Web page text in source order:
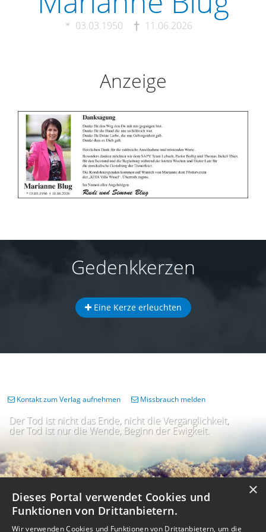
03.03.1950 11.06.2026
Anzeige
Gedenkkerzen
Eine Kerze erleuchten
Der Tod ist nicht das Ende, nicht die Vergänglichkeit,
der Tod ist nur die Wende, Beginn der Ewigkeit.
Kontakt zum Verlag aufnehmen Missbrauch melden
×
Dieses Portal verwendet Cookies und
Funktionen von Drittanbietern.
Wir verwenden Cookies und Funktionen von Drittanbietern, um die